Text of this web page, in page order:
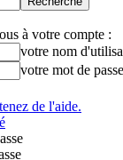
à votre compte :
votre nom
votre mot de passe
de l'aide.